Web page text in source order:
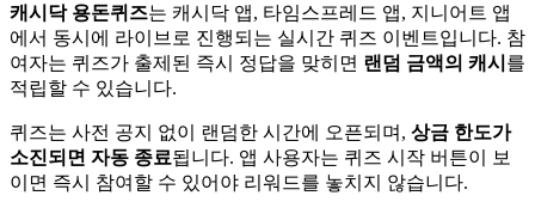
캐시닥 용돈퀴즈는 캐시닥 앱, 타임스프레드 앱, 지니어트 앱
에서 동시에 라이브로 진행되는 실시간 퀴즈 이벤트입니다. 참
여자는 퀴즈가 출제된 즉시 정답을 맞히면 랜덤 금액의 캐시 를
적립할 수 있습니다.
퀴즈는 사전 공지 없이 랜덤한 시간에 오픈되며, 상금 한도가
소진되면 자동 종료됩니다. 앱 사용자는 퀴즈 시작 버튼이 보
이면 즉시 참여할 수 있어야 리워드를 놓치지 않습니다.